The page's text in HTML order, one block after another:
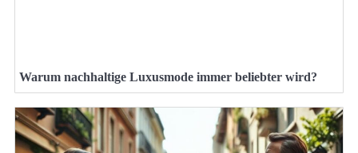
Warum nachhaltige Luxusmode immer beliebter wird?